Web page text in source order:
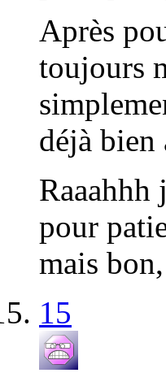
Après
toujours
déjà bien
Raaahhh
pour
mais
15